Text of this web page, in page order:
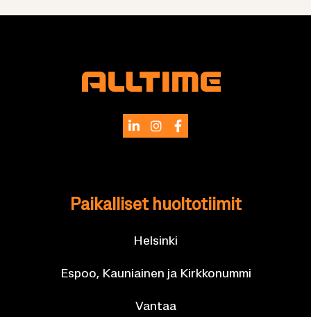
Pai­kal­li­set huol­to­tii­mit
Hel­sin­ki
Espoo, Kau­niai­nen ja Kirk­ko­num­mi
Van­taa